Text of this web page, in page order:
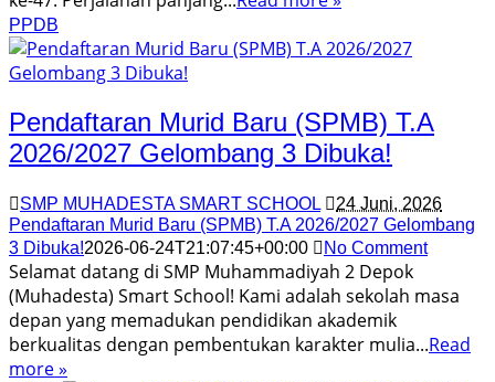
PPDB
Pendaftaran Murid Baru (SPMB) T.A
2026/2027 Gelombang 3 Dibuka!
SMP MUHADESTA SMART SCHOOL
24 Juni, 2026
Pendaftaran Murid Baru (SPMB) T.A 2026/2027 Gelombang
3 Dibuka!2026-06-24T21:07:45+00:00 No Comment
Selamat datang di SMP Muhammadiyah 2 Depok
(Muhadesta) Smart School! Kami adalah sekolah masa
depan yang memadukan pendidikan akademik
berkualitas dengan pembentukan karakter mulia...Read
more »